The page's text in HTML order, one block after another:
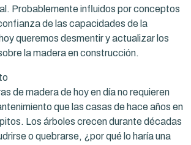
Probablemente influidos por conceptos
de las capacidades de la
queremos desmentir y actualizar los
la madera en construcción.
de madera de hoy en día no requieren
que las casas de hace años en
Los árboles crecen durante décadas
o quebrarse, ¿por qué lo haría una